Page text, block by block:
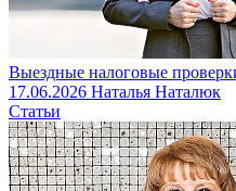
Выездные налоговые
17.06.2026 Наталья Наталюк
Статьи